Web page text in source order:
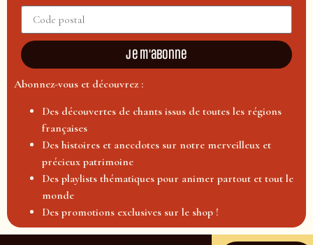
Je m'abonne
Abonnez-vous et découvrez :
Des découvertes de chants issus de toutes les régions
françaises
Des histoires et anecdotes sur notre merveilleux et
précieux patrimoine
Des playlists thématiques pour animer partout et tout le
monde
Des promotions exclusives sur le shop !